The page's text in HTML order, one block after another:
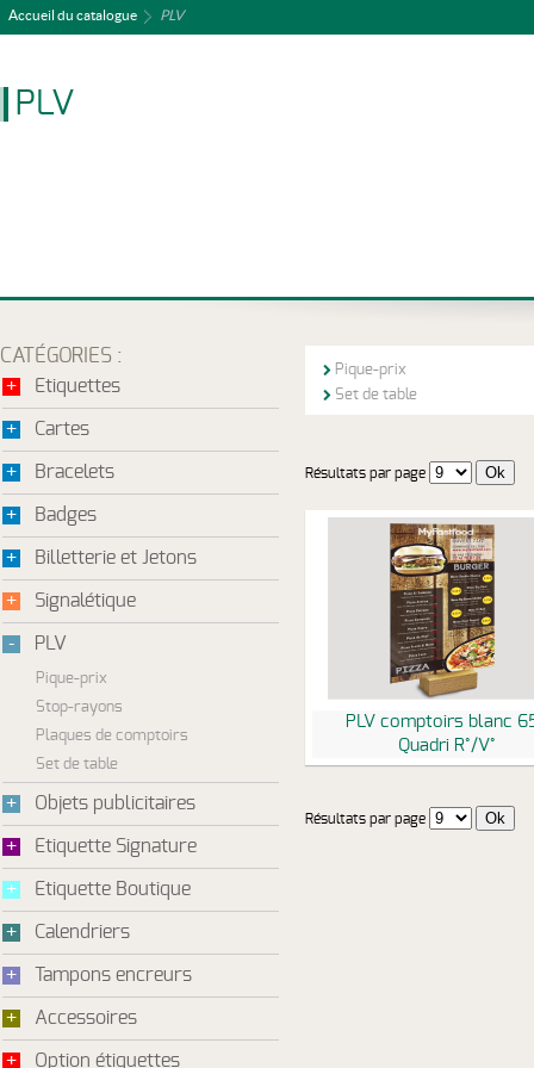
Accueil du catalogue PLV
PLV
CATÉGORIES :
+ Etiquettes
+ Cartes
+ Bracelets
+ Badges
+ Billetterie et Jetons
+ Signalétique
- PLV
Pique-prix
Stop-rayons
Plaques de comptoirs
Set de table
+ Objets publicitaires
+ Etiquette Signature
+ Etiquette Boutique
+ Calendriers
+ Tampons encreurs
+ Accessoires
+ Option étiquettes
Pique-prix
Set de table
Résultats par page
PLV comptoirs blanc
Quadri R°/V°
Résultats par page